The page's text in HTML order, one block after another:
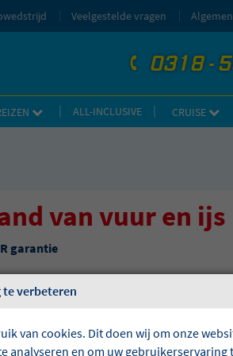
telefoon
0318 -
ALL-INCLUSIVE CRUISE
Veelgestelde vragen
van vuur en ijs
garantie
te verbeteren
van cookies. Dit doen wij om onze
analyseren en om uw gebruikerservaring